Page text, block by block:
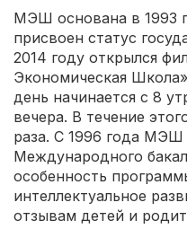
МЭШ основана в 1993
присвоен статус
2014 году открылся
Экономическая
день начинается с 8
вечера. В течение
раза. С 1996 года МЭШ
Международного
особенность
интеллектуальное
отзывам детей и